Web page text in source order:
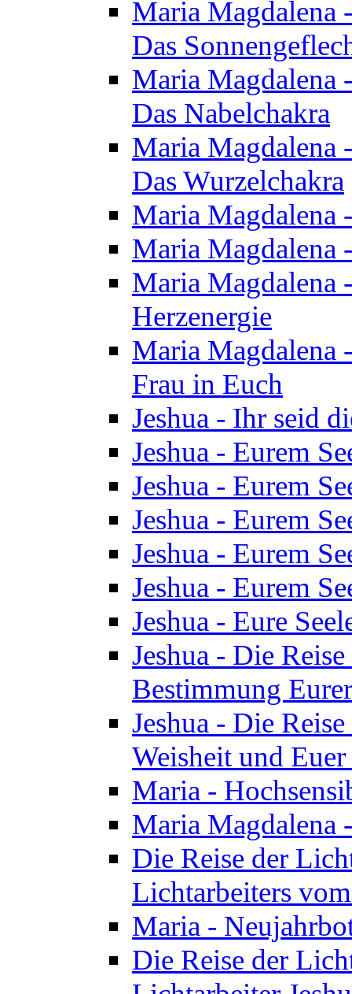
Maria Magdalena
Das
Maria Magdalena
Das Nabelchakra
Maria Magdalena
Das Wurzelchakra
Maria Magdalena
Maria Magdalena
Maria Magdalena
Herzenergie
Maria Magdalena
Frau in Euch
Jeshua - Ihr seid
Jeshua - Eurem
Jeshua - Eurem
Jeshua - Eurem
Jeshua - Eurem
Jeshua - Eurem
Jeshua - Eure
Jeshua - Die
Bestimmung
Jeshua - Die
Weisheit und
Maria -
Maria Magdalena
Die Reise der
Lichtarbeiters
Maria -
Die Reise der